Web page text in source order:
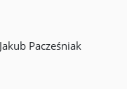
Pacześniak